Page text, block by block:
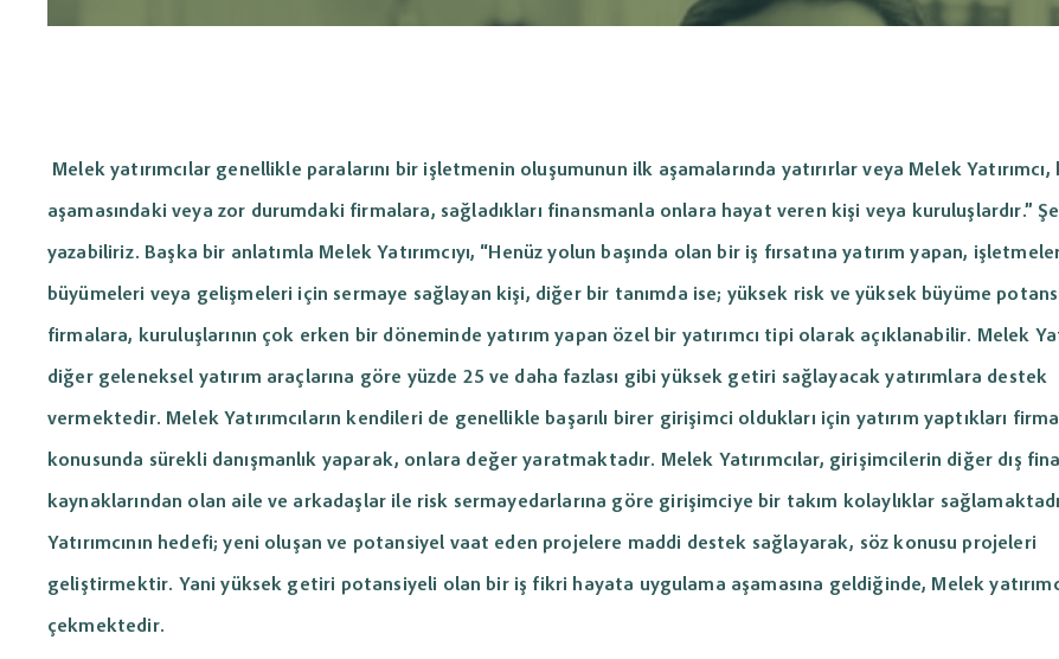
Banka entegrasyonu ile finansal
düzenli takip edin.
kolayca yönetin.
Depo & Stok Yönetimi
Stok giriş-çıkışlarını takip edin,
seviyelerini kontrol edin.
Çek, Senet ve Tahsilat
Yönetimi
edin; vade, ciro vesanal POSsüreçlerini
Ödeme & Tahsilat
Yönetimi
çek, senet, banka ve kasa modülleri
işleyebilir...
Ürün Reçetesi (mamül)
Yönetimi
Üretim için gerekli malzemeleri reçete
olarak tanımlayın, maliyet ve süreç
planlaması yapın.
Taksit (Vade) İşlem Takip
Yönetimi
Vadeli satış ve tahsilat işlemlerini
planlayın;
ajanda özelliği
ile ödeme
süreçlerini düzenli takip edin.
Bayi / Sipariş Modülü
Yönetimi
Bayilere özel kullanıcı ve fiyat tanımlayın,
siparişleri ve stok entegrasyonunu anlık
yönetin.
Barkod Kullanım Yönetimi
Yönetimi
Entegrasyonu
Melek yatırımcılar genellikle paralarını bir işletmenin oluşumunun ilk aşamalarında yatırırlar veya Melek Yatırımcı,
aşamasındaki veya zor durumdaki firmalara, sağladıkları finansmanla onlara hayat veren kişi veya kuruluşlardır.”
yazabiliriz. Başka bir anlatımla Melek Yatırımcıyı, “Henüz yolun başında olan bir iş fırsatına yatırım yapan,
büyümeleri veya gelişmeleri için sermaye sağlayan kişi, diğer bir tanımda ise; yüksek risk ve yüksek büyüme
firmalara, kuruluşlarının çok erken bir döneminde yatırım yapan özel bir yatırımcı tipi olarak açıklanabilir. Melek
diğer geleneksel yatırım araçlarına göre yüzde 25 ve daha fazlası gibi yüksek getiri sağlayacak yatırımlara destek
vermektedir. Melek Yatırımcıların kendileri de genellikle başarılı birer girişimci oldukları için yatırım yaptıkları
konusunda sürekli danışmanlık yaparak, onlara değer yaratmaktadır. Melek Yatırımcılar, girişimcilerin diğer dış
kaynaklarından olan aile ve arkadaşlar ile risk sermayedarlarına göre girişimciye bir takım kolaylıklar
Yatırımcının hedefi; yeni oluşan ve potansiyel vaat eden projelere maddi destek sağlayarak, söz konusu projeleri
geliştirmektir. Yani yüksek getiri potansiyeli olan bir iş fikri hayata uygulama aşamasına geldiğinde, Melek
çekmektedir.